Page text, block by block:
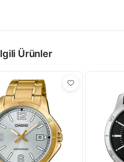
Ürünler